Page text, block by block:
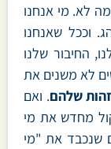
לא. מי אנחנו
וככל שאנחנו
החיבור שלנו
לא משנים את
שלהם. ואם
מחדש את מי
שנכבד את "מי